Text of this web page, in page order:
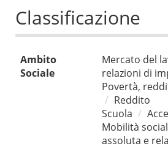
Classificazione
Ambito
Sociale
Mercato del
relazioni di
Povertà,
Reddito
Scuola
Mobilità
assoluta e